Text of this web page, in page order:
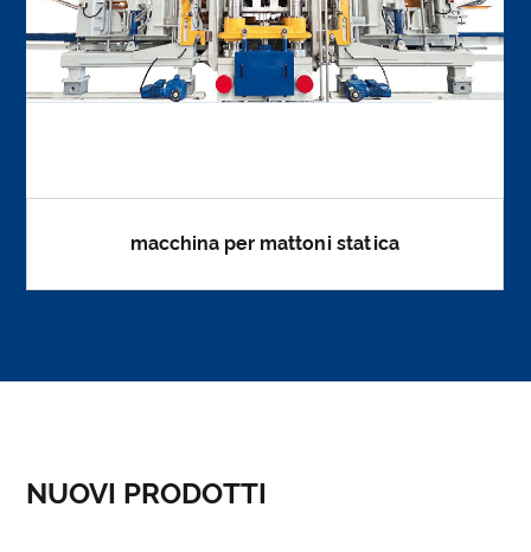
macchina per mattoni statica
NUOVI PRODOTTI